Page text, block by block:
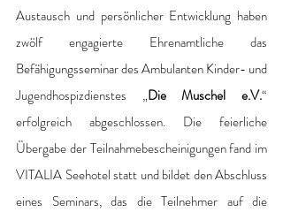
Austausch und persönlicher Entwicklung haben
zwölf engagierte Ehrenamtliche das
Befähigungsseminar des Ambulanten Kinder- und
Jugendhospizdienstes „Die Muschel e.V.“
erfolgreich abgeschlossen. Die feierliche
Übergabe der Teilnahmebescheinigungen fand im
VITALIA Seehotel statt und bildet den Abschluss
eines Seminars, das die Teilnehmer auf die